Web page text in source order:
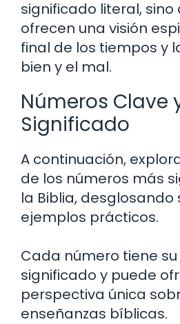
significado literal,
ofrecen una visión
final de los tiempos y
bien y el mal.
Números Clave
Significado
A continuación,
de los números más
la Biblia, desglosando
ejemplos prácticos.
Cada número tiene
significado y puede
perspectiva única
enseñanzas bíblicas.